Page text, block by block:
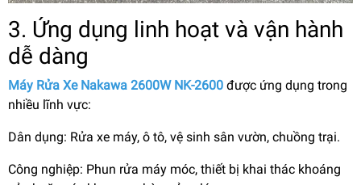
3. Ứng dụng linh hoạt và vận hành
dễ dàng
Máy Rửa Xe Nakawa 2600W NK-2600 được ứng dụng trong
nhiều lĩnh vực:
Dân dụng: Rửa xe máy, ô tô, vệ sinh sân vườn, chuồng trại.
Công nghiệp: Phun rửa máy móc, thiết bị khai thác khoáng